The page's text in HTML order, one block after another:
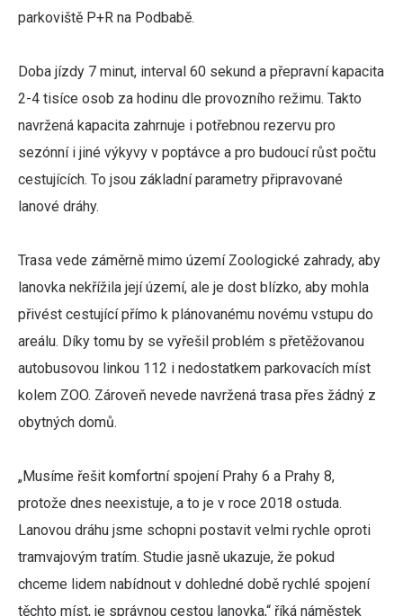
parkoviště P+R na Podbabě.
Doba jízdy 7 minut, interval 60 sekund a přepravní kapacita
2-4 tisíce osob za hodinu dle provozního režimu. Takto
navržená kapacita zahrnuje i potřebnou rezervu pro
sezónní i jiné výkyvy v poptávce a pro budoucí růst počtu
cestujících. To jsou základní parametry připravované
lanové dráhy.
Trasa vede záměrně mimo území Zoologické zahrady, aby
lanovka nekřížila její území, ale je dost blízko, aby mohla
přivést cestující přímo k plánovanému novému vstupu do
areálu. Díky tomu by se vyřešil problém s přetěžovanou
autobusovou linkou 112 i nedostatkem parkovacích míst
kolem ZOO. Zároveň nevede navržená trasa přes žádný z
obytných domů.
„Musíme řešit komfortní spojení Prahy 6 a Prahy 8,
protože dnes neexistuje, a to je v roce 2018 ostuda.
Lanovou dráhu jsme schopni postavit velmi rychle oproti
tramvajovým tratím. Studie jasně ukazuje, že pokud
chceme lidem nabídnout v dohledné době rychlé spojení
těchto míst, je správnou cestou lanovka,“ říká náměstek